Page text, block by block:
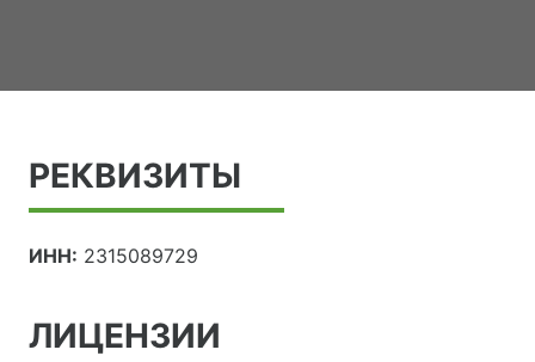
РЕКВИЗИТЫ
ИНН: 2315089729
ЛИЦЕНЗИИ